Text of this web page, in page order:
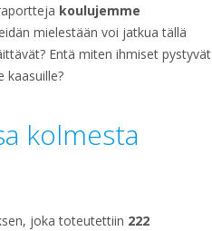
koulujemme
mielestään voi jatkua tällä
Entä miten ihmiset pystyvät
kaasuille?
kolmesta
joka toteutettiin 222